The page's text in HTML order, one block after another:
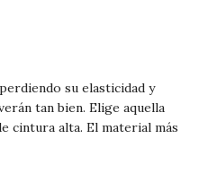
su elasticidad y
tan bien. Elige aquella
cintura alta. El material más